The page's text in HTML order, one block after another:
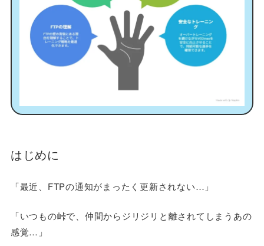
はじめに
「最近、FTPの通知がまったく更新されない…」
「いつもの峠で、仲間からジリジリと離されてしまうあの
感覚…」